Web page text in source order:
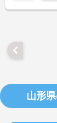
山形